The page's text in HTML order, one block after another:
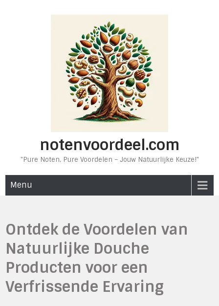
notenvoordeel.com
"Pure Noten, Pure Voordelen – Jouw Natuurlijke Keuze!"
Menu
Ontdek de Voordelen van
Natuurlijke Douche
Producten voor een
Verfrissende Ervaring